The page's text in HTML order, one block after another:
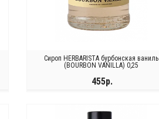
Сироп HERBARISTA бурбонская ваниль
(BOURBON VANILLA) 0,25
455р.